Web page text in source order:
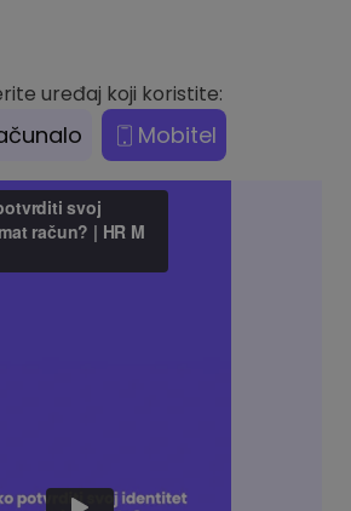
uređaj koji koristite:
Mobitel